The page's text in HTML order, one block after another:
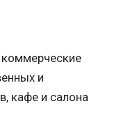
и
кафе и салона